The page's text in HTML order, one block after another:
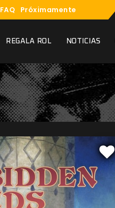
FAQ Próximamente
REGALA ROL NOTICIAS